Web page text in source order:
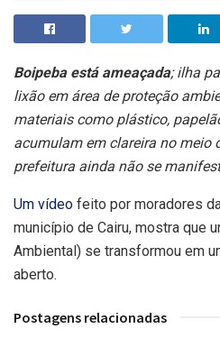
Boipeba está ameaçada; ilha
lixão em área de proteção
materiais como plástico,
acumulam em clareira no meio
prefeitura ainda não se
Um vídeo feito por moradores
município de Cairu, mostra que
Ambiental) se transformou em
aberto.
Postagens relacionadas